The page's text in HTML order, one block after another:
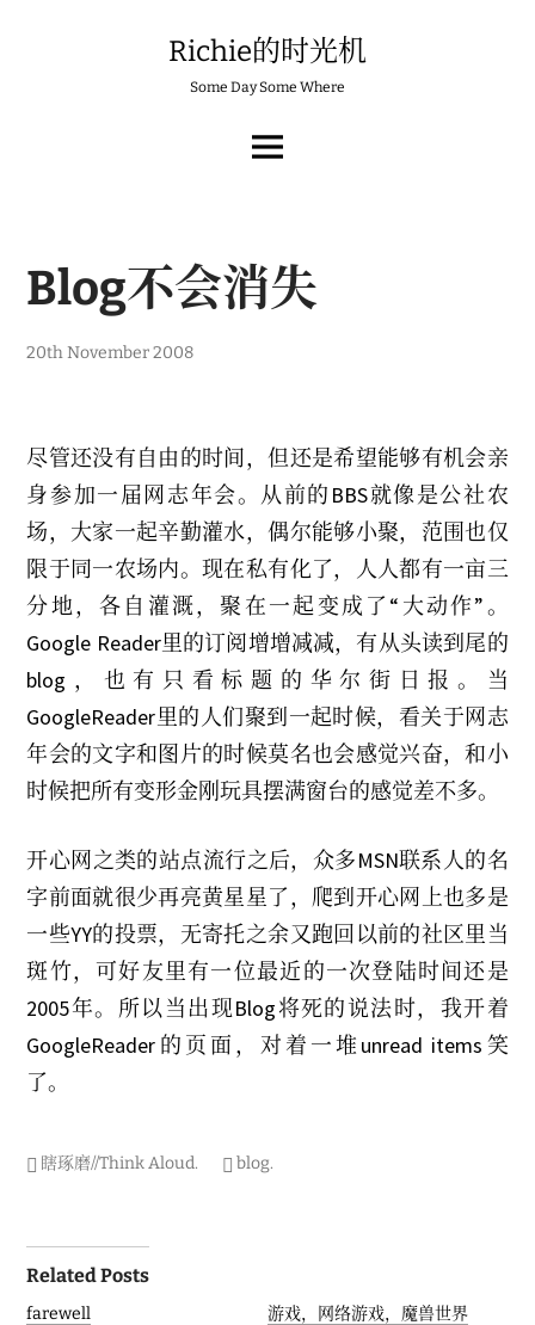
Richie的时光机
Some Day Some Where
MENU
Blog不会消失
2
o
v
e
m
b
e
r
2
0
0
8
20th November 2008
尽管还没有自由的时间，但还是希望能够有机会亲
身参加一届网志年会。从前的BBS就像是公社农
场，大家一起辛勤灌水，偶尔能够小聚，范围也仅
限于同一农场内。现在私有化了，人人都有一亩三
分地，各自灌溉，聚在一起变成了“大动作”。
Google Reader里的订阅增增减减，有从头读到尾的
blog，也有只看标题的华尔街日报。当
GoogleReader里的人们聚到一起时候，看关于网志
年会的文字和图片的时候莫名也会感觉兴奋，和小
时候把所有变形金刚玩具摆满窗台的感觉差不多。
开心网之类的站点流行之后，众多MSN联系人的名
字前面就很少再亮黄星星了，爬到开心网上也多是
一些YY的投票，无寄托之余又跑回以前的社区里当
斑竹，可好友里有一位最近的一次登陆时间还是
2005年。所以当出现Blog将死的说法时，我开着
GoogleReader的页面，对着一堆unread items笑
了。
瞎琢磨//Think Aloud. blog.
Post
navigation
Related Posts
farewell 游戏，网络游戏，魔兽世界